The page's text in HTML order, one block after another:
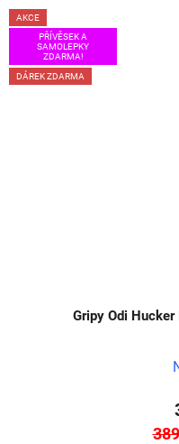
AKCE
PŘÍVĚSEK A
SAMOLEPKY
ZDARMA!
DÁREK ZDARMA
Gripy Odi